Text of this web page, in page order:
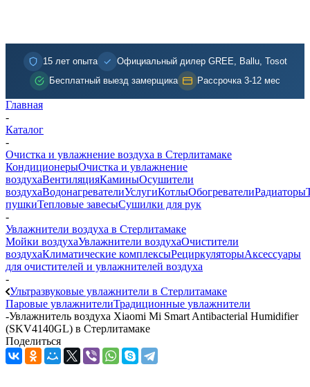
15 лет опыта
Официальный дилер GREE, Ballu, Tosot
Бесплатный выезд замерщика
Рассрочка 3-12 мес
Главная
-
Каталог
-
Очистка и увлажнение воздуха в Стерлитамаке
КондиционерыОчистка и увлажнение
воздухаВентиляцияКаминыОсушители
воздухаВодонагревателиУслугиКотлыОбогревателиРадиаторы
пушкиТепловые завесыСушилки для рук
-
Увлажнители воздуха в Стерлитамаке
Мойки воздухаУвлажнители воздухаОчистители
воздухаКлиматические комплексыРециркуляторыАксессуары
для очистителей и увлажнителей воздуха
-
Ультразвуковые увлажнители в Стерлитамаке
Паровые увлажнителиТрадиционные увлажнители
-Увлажнитель воздуха Xiaomi Mi Smart Antibacterial Humidifier
(SKV4140GL) в Стерлитамаке
Поделиться